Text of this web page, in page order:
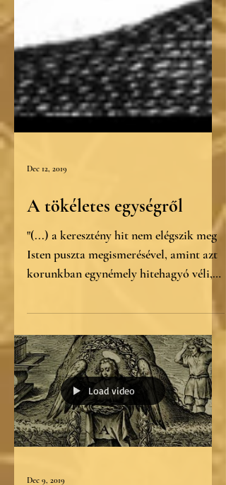
A tökéletes egységről
"(...) a keresztény hit nem elégszik meg
Isten puszta megismerésével, amint azt
hanem az ember...
Load video